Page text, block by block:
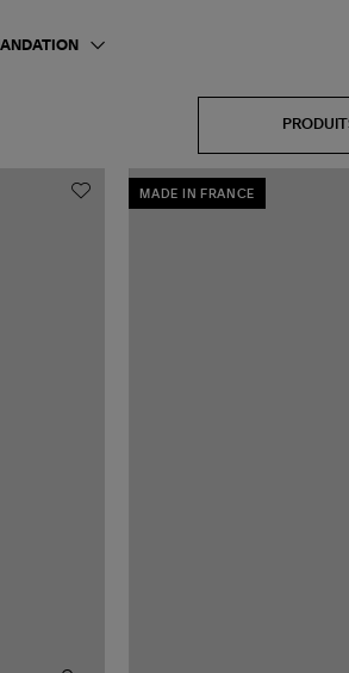
MADE IN FRANCE